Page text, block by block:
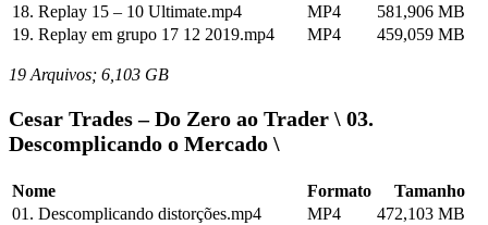
18. Replay 15 – 10 Ultimate.mp4
MP4
581,906 MB
19. Replay em grupo 17 12 2019.mp4
MP4 459,059 MB
19 Arquivos; 6,103 GB
Cesar Trades – Do Zero ao Trader \ 03.
Descomplicando o Mercado \
Nome Formato
Tamanho
01. Descomplicando distorções.mp4
MP4
472,103 MB